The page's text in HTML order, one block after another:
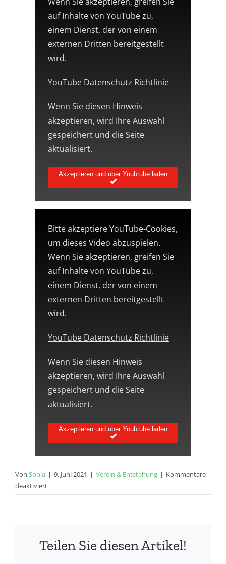
auf Inhalte von YouTube zu,
einem Dienst, der von einem
externen Dritten bereitgestellt
wird.
YouTube Datenschutz Richtlinie
Wenn Sie diesen Hinweis
akzeptieren, wird Ihre Auswahl
gespeichert und die Seite
aktualisiert.
Akzeptieren und über Youbtube laden
Bitte akzeptiere YouTube-Cookies,
um dieses Video abzuspielen.
Wenn Sie akzeptieren, greifen Sie
auf Inhalte von YouTube zu,
einem Dienst, der von einem
externen Dritten bereitgestellt
wird.
YouTube Datenschutz Richtlinie
Wenn Sie diesen Hinweis
akzeptieren, wird Ihre Auswahl
gespeichert und die Seite
aktualisiert.
Akzeptieren und über Youbtube laden
Von Sonja | 9. Juni 2021 | Verein & Entstehung | Kommentare
deaktiviertfür
Videos
in
Teilen Sie diesen Artikel!